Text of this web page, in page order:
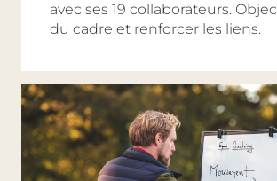
avec ses 19 collaborateurs.
du cadre et renforcer les liens.